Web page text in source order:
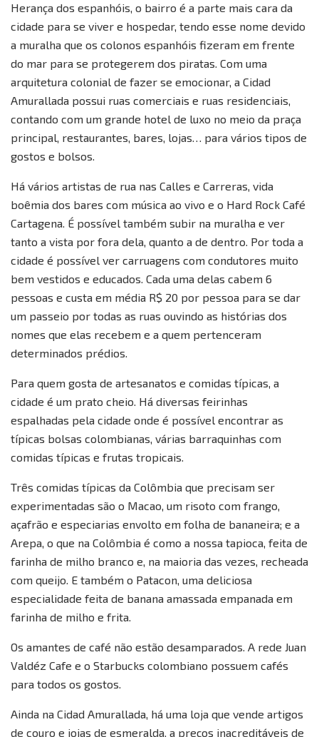
Herança dos espanhóis, o bairro é a parte mais cara da
cidade para se viver e hospedar, tendo esse nome devido
a muralha que os colonos espanhóis fizeram em frente
do mar para se protegerem dos piratas. Com uma
arquitetura colonial de fazer se emocionar, a Cidad
Amurallada possui ruas comerciais e ruas residenciais,
contando com um grande hotel de luxo no meio da praça
principal, restaurantes, bares, lojas… para vários tipos de
gostos e bolsos.
Há vários artistas de rua nas Calles e Carreras, vida
boêmia dos bares com música ao vivo e o Hard Rock Café
Cartagena. É possível também subir na muralha e ver
tanto a vista por fora dela, quanto a de dentro. Por toda a
cidade é possível ver carruagens com condutores muito
bem vestidos e educados. Cada uma delas cabem 6
pessoas e custa em média R$ 20 por pessoa para se dar
um passeio por todas as ruas ouvindo as histórias dos
nomes que elas recebem e a quem pertenceram
determinados prédios.
Para quem gosta de artesanatos e comidas típicas, a
cidade é um prato cheio. Há diversas feirinhas
espalhadas pela cidade onde é possível encontrar as
típicas bolsas colombianas, várias barraquinhas com
comidas típicas e frutas tropicais.
Três comidas típicas da Colômbia que precisam ser
experimentadas são o Macao, um risoto com frango,
açafrão e especiarias envolto em folha de bananeira; e a
Arepa, o que na Colômbia é como a nossa tapioca, feita de
farinha de milho branco e, na maioria das vezes, recheada
com queijo. E também o Patacon, uma deliciosa
especialidade feita de banana amassada empanada em
farinha de milho e frita.
Os amantes de café não estão desamparados. A rede Juan
Valdéz Cafe e o Starbucks colombiano possuem cafés
para todos os gostos.
Ainda na Cidad Amurallada, há uma loja que vende artigos
de couro e joias de esmeralda, a preços inacreditáveis de